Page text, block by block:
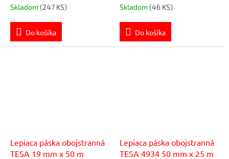
Skladom(247 KS)
Do košíka
Skladom(46 KS)
Do košíka
Lepiaca páska obojstranná
TESA 19 mm x 50 m
Lepiaca páska obojstranná
TESA 4934 50 mm x 25 m